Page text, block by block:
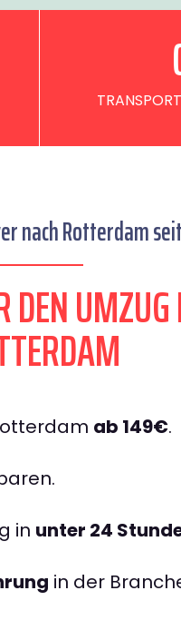
nach Rotterdam
ab 149€.
in unter 24
in der